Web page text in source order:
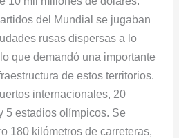
del Mundial se jugaban
rusas dispersas a lo
que demandó una importante
de estos territorios.
internacionales, 20
5 estadios olímpicos. Se
180 kilómetros de carreteras,